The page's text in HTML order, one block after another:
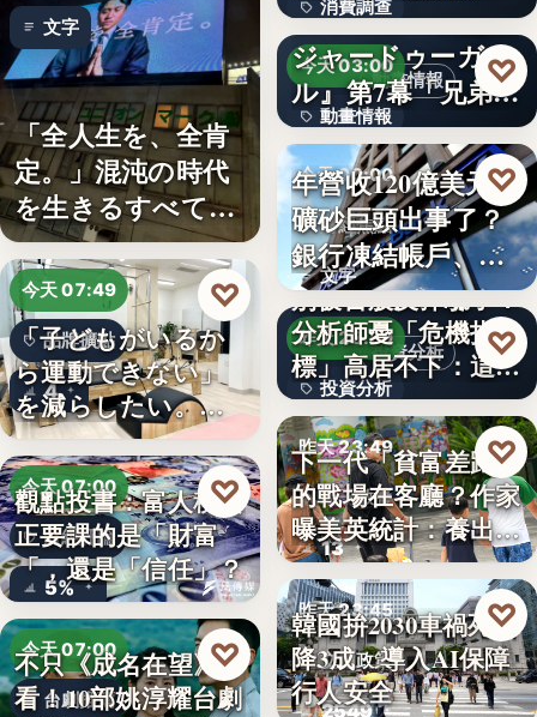
文字
「全人生を、全肯
定。」混沌の時代
を生きるすべての
人へ贈る…
今天 07:49
品牌擴點
4
「子どもがいるか
ら運動できない」
を減らしたい。埼
玉県戸田…
♡
今天 07:00
財經評論
5%
觀點投書：富人稅真
正要課的是「財富
「，還是「信任」？
♡
今天 07:00
台劇推薦
不只《成名在望》好
看！10部姚淳耀台劇
♡
消費調查
40%
減の実感…
動畫情報
今天 03:00
動畫情報
文字
TVアニメ『天幕の
ジャードゥーガ
ル』第7幕「兄弟」
あらす…
♡
今天 00:00
財經焦點
文字
年營收120億美元鐵
礦砂巨頭出事了？
銀行凍結帳戶、礦
商急…
♡
投資分析
昨天 23:59
投資分析
4.63%
別被台股反彈騙了？
分析師憂「危機指
標」高居不下：這次
一殺…
♡
昨天 23:49
親子教養
13
下一代「貧富差距」
的戰場在客廳？作家
曝美英統計：養出高
學…
♡
昨天 23:45
交通政策
2549
韓國拚2030車禍死亡
降3成 導入AI保障
行人安全
♡